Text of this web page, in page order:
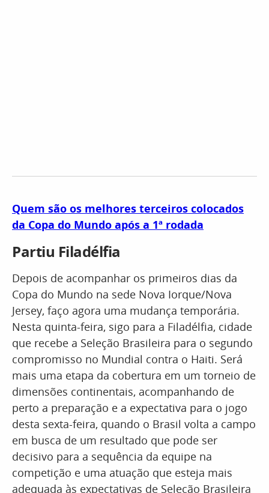
Quem são os melhores terceiros colocados
da Copa do Mundo após a 1ª rodada
Partiu Filadélfia
Depois de acompanhar os primeiros dias da
Copa do Mundo na sede Nova Iorque/Nova
Jersey, faço agora uma mudança temporária.
Nesta quinta-feira, sigo para a Filadélfia, cidade
que recebe a Seleção Brasileira para o segundo
compromisso no Mundial contra o Haiti. Será
mais uma etapa da cobertura em um torneio de
dimensões continentais, acompanhando de
perto a preparação e a expectativa para o jogo
desta sexta-feira, quando o Brasil volta a campo
em busca de um resultado que pode ser
decisivo para a sequência da equipe na
competição e uma atuação que esteja mais
adequada às expectativas de Seleção Brasileira